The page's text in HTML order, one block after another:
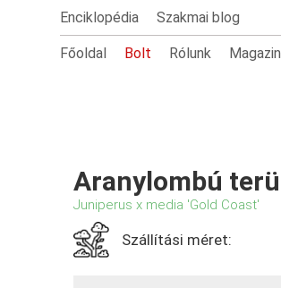
Enciklopédia Szakmai blog
Főoldal Bolt Rólunk Magazin
Aranylombú
Juniperus x media 'Gold Coast'
Szállítási méret: